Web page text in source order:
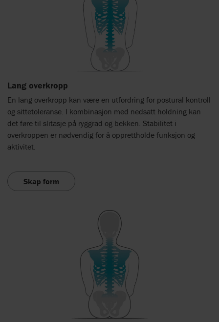
Lang overkropp
En lang overkropp kan være en utfordring for postural kontroll
og sittetoleranse. I kombinasjon med nedsatt holdning kan
det føre til slitasje på ryggrad og bekken. Stabilitet i
overkroppen er nødvendig for å opprettholde funksjon og
aktivitet.
Skap form